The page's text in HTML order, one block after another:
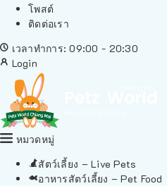
โพสต์
ติดต่อเรา
เวลาทำการ: 09:00 - 20:30
Login
หมวดหมู่
สัตว์เลี้ยง – Live Pets
อาหารสัตว์เลี้ยง – Pet Food